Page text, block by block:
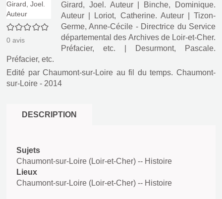
0/5
0 avis
Girard, Joel. Auteur|
Binche, Dominique.
Auteur
Loriot, Catherine. Auteur|Tizon-
Germe, Anne-Cécile - Directrice du Service
départemental des Archives de Loir-et-Cher.
Préfacier, etc.
Desurmont, Pascale.
Préfacier, etc.
Edité parChaumont-sur-Loire au fil du temps. Chaumont-
sur-Loire - 2014
DESCRIPTION
Sujets
Chaumont-sur-Loire (Loir-et-Cher) -- Histoire
Lieux
Chaumont-sur-Loire (Loir-et-Cher) -- Histoire